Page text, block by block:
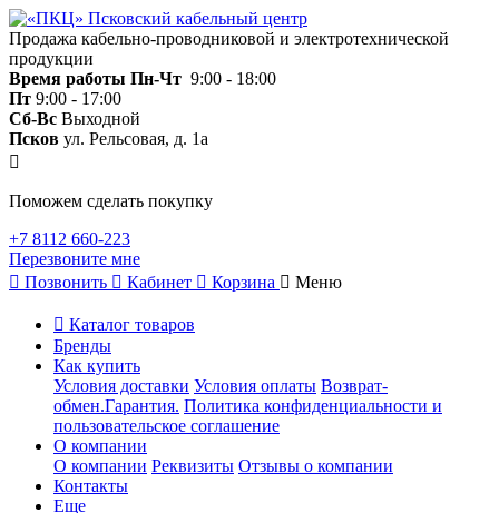
Продажа кабельно-проводниковой и электротехнической
продукции
Время работы Пн-Чт 9:00 - 18:00
Пт 9:00 - 17:00
Сб-Вс Выходной
Псков ул. Рельсовая, д. 1а
Поможем сделать покупку
+7 8112 660-223
Перезвоните мне
Позвонить
Кабинет Корзина Меню
Каталог товаров
Бренды
Как купить
Условия доставки Условия оплаты Возврат-
обмен.Гарантия. Политика конфиденциальности и
пользовательское соглашение
О компании
О компании Реквизиты Отзывы о компании
Контакты
Еще